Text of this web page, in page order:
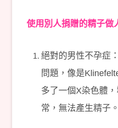
使用別人捐贈的精子做
絕對的男性不孕症
問題，像是
多了一個X染色體
常，無法產生精子。